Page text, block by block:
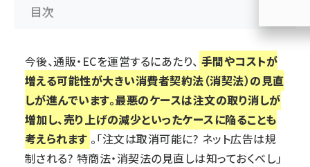
目次
今後、通販・ECを運営するにあたり、 手間やコストが
増える可能性が大きい消費者契約法（消契法）の見直
しが進んでいます。最悪のケースは注文の取り消しが
増加し、売り上げの減少といったケースに陥ることも
考えられます 。「注文は取消可能に? ネット広告は規
制される? 特商法・消契法の見直しは知っておくべし」
参